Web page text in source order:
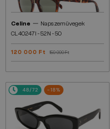
Celine — Napszemüvegek
CL40247I - 52N - 50
120 000 Ft 150 000 Ft
48/72 -18%